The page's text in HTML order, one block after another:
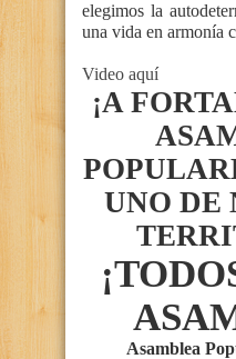
elegimos la
una vida en armonía
Video aquí
¡A
UNO DE
Asamblea